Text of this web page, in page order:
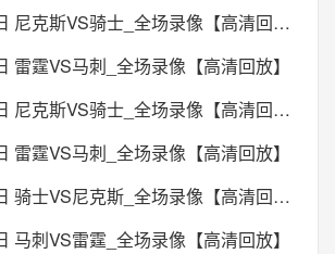
2026年05月26日 尼克斯VS骑士_全场录像【高清回放】
雷霆VS马刺_全场录像【高清回放】
2026年05月24日 尼克斯VS骑士_全场录像【高清回放】
雷霆VS马刺_全场录像【高清回放】
2026年05月22日 骑士VS尼克斯_全场录像【高清回放】
马刺VS雷霆_全场录像【高清回放】